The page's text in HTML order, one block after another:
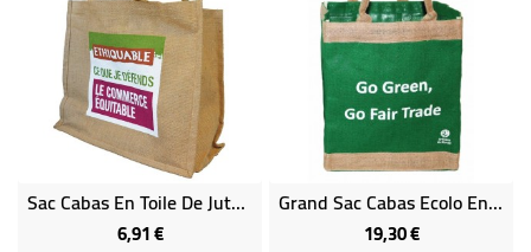
SANTÉ
BIEN-
ÊTRE
BÉBÉ
CULTUREL
Sac Cabas En Toile De Jute ETHIQUABLE
6,91 €Prix
Grand Sac Cabas Ecolo En Toile De Jute- VERT
19,30 €Prix